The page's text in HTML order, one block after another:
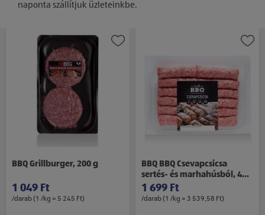
naponta szállítjuk üzleteinkbe.
BBQ Grillburger, 200 g
1 049 Ft
/darab (1 /kg = 5 245 Ft)
BBQ BBQ Csevapcsicsa
sertés- és marhahúsból, 480
g
1 699 Ft
/darab (1 /kg = 3 539,58 Ft)